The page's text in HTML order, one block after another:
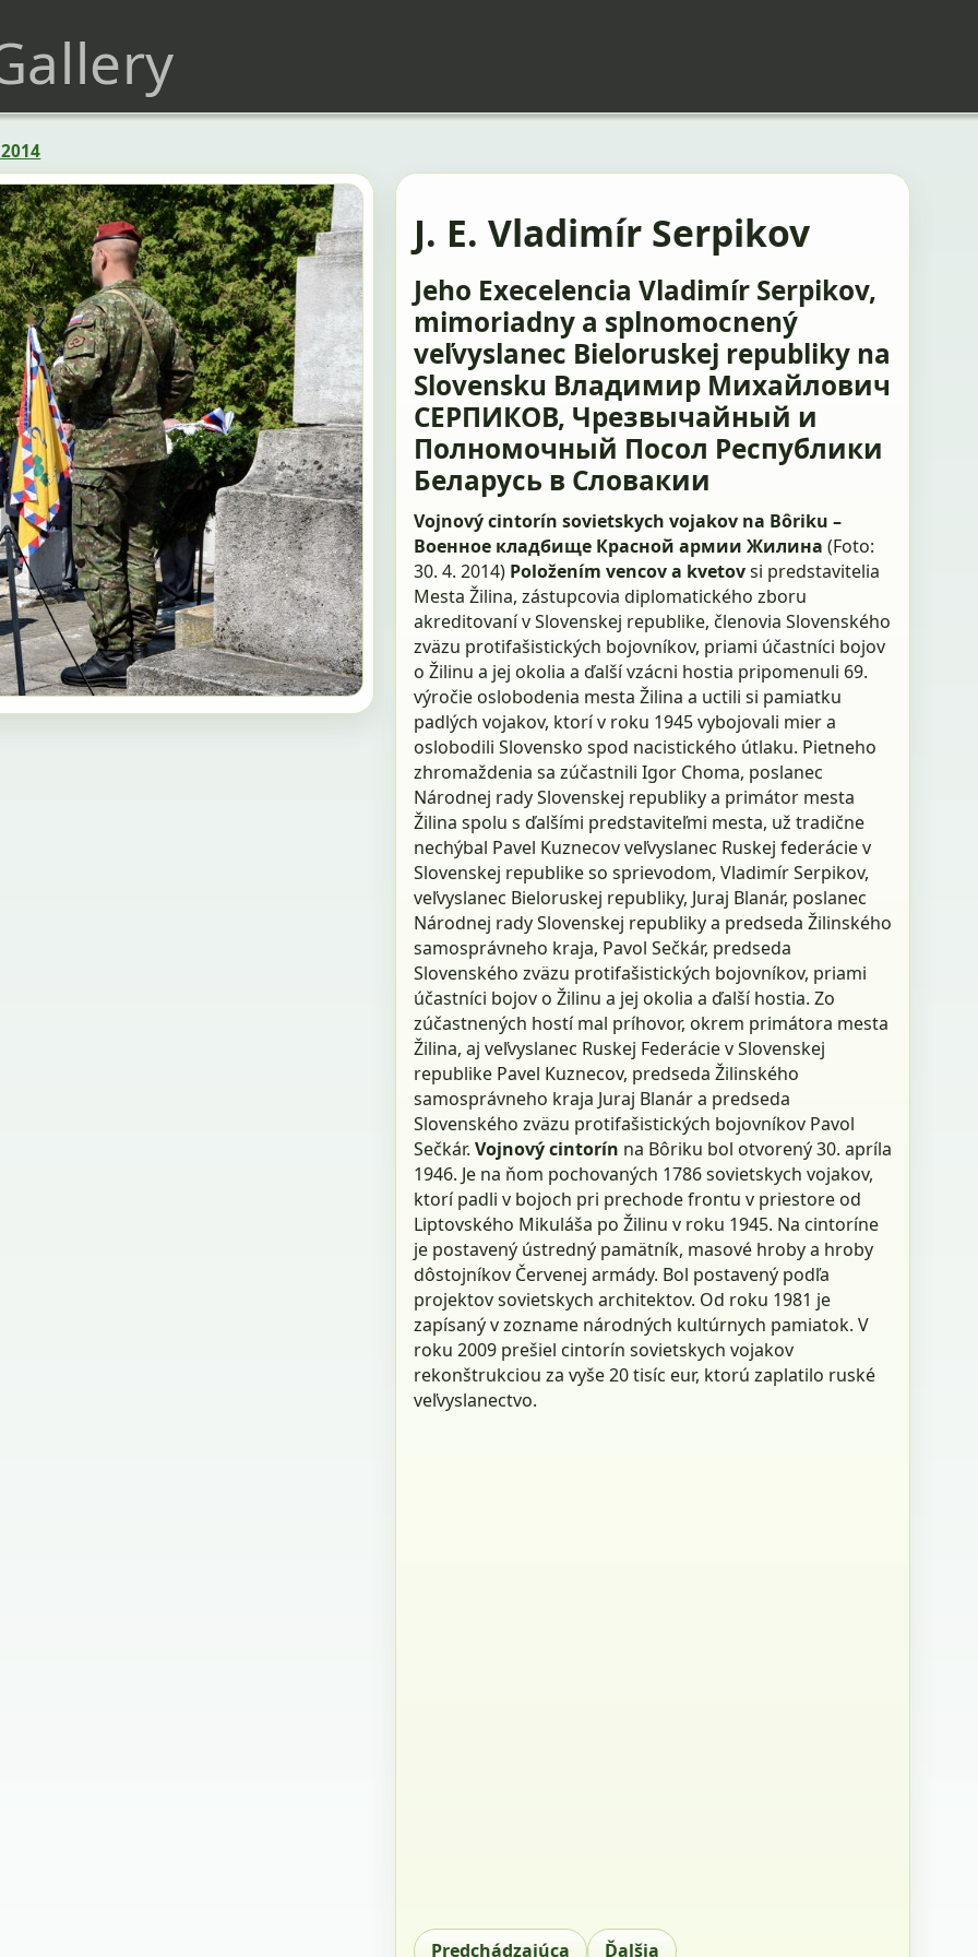
J. E. Vladimír Serpikov
Jeho Execelencia Vladimír Serpikov,
mimoriadny a splnomocnený
veľvyslanec Bieloruskej republiky na
Slovensku Владимир Михайлович
СЕРПИКОВ, Чрезвычайный и
Полномочный Посол Республики
Беларусь в Словакии
Vojnový cintorín sovietskych vojakov na Bôriku –
Военное кладбище Красной армии Жилина (Foto:
30. 4. 2014) Položením vencov a kvetovsi predstavitelia
Mesta Žilina, zástupcovia diplomatického zboru
akreditovaní v Slovenskej republike, členovia Slovenského
zväzu protifašistických bojovníkov, priami účastníci bojov
o Žilinu a jej okolia a ďalší vzácni hostia pripomenuli 69.
výročie oslobodenia mesta Žilina a uctili si pamiatku
padlých vojakov, ktorí v roku 1945 vybojovali mier a
oslobodili Slovensko spod nacistického útlaku. Pietneho
zhromaždenia sa zúčastnili Igor Choma, poslanec
Národnej rady Slovenskej republiky a primátor mesta
Žilina spolu s ďalšími predstaviteľmi mesta, už tradične
nechýbal Pavel Kuznecov veľvyslanec Ruskej federácie v
Slovenskej republike so sprievodom, Vladimír Serpikov,
veľvyslanec Bieloruskej republiky, Juraj Blanár, poslanec
Národnej rady Slovenskej republiky a predseda Žilinského
samosprávneho kraja, Pavol Sečkár, predseda
Slovenského zväzu protifašistických bojovníkov, priami
účastníci bojov o Žilinu a jej okolia a ďalší hostia. Zo
zúčastnených hostí mal príhovor, okrem primátora mesta
Žilina, aj veľvyslanec Ruskej Federácie v Slovenskej
republike Pavel Kuznecov, predseda Žilinského
samosprávneho kraja Juraj Blanár a predseda
Slovenského zväzu protifašistických bojovníkov Pavol
Sečkár. Vojnový cintorín na Bôriku bol otvorený 30. apríla
1946. Je na ňom pochovaných 1786 sovietskych vojakov,
ktorí padli v bojoch pri prechode frontu v priestore od
Liptovského Mikuláša po Žilinu v roku 1945. Na cintoríne
je postavený ústredný pamätník, masové hroby a hroby
dôstojníkov Červenej armády. Bol postavený podľa
projektov sovietskych architektov. Od roku 1981 je
zapísaný v zozname národných kultúrnych pamiatok. V
roku 2009 prešiel cintorín sovietskych vojakov
rekonštrukciou za vyše 20 tisíc eur, ktorú zaplatilo ruské
veľvyslanectvo.
Predchádzajúca Ďalšia